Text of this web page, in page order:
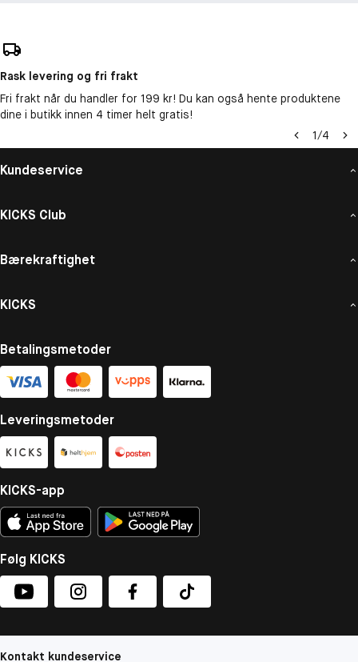
Rask levering og fri frakt
Fri frakt når du handler for 199 kr! Du kan også hente produktene
dine i butikk innen 4 timer helt gratis!
1/4
Kundeservice
KICKS Club
Bærekraftighet
KICKS
Betalingsmetoder
Leveringsmetoder
KICKS-app
Følg KICKS
Kontakt kundeservice